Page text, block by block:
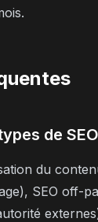
de
du
SEO off-